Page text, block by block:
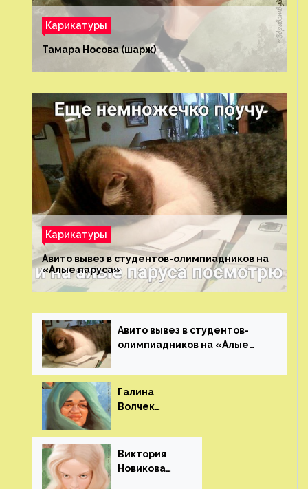
Карикатуры
Тамара Носова (шарж)⁠⁠
Карикатуры
Авито вывез в студентов-олимпиадников на
«Алые паруса»⁠⁠
Авито вывез в студентов-
олимпиадников на «Алые
Галина
Волчек
Виктория
Новикова